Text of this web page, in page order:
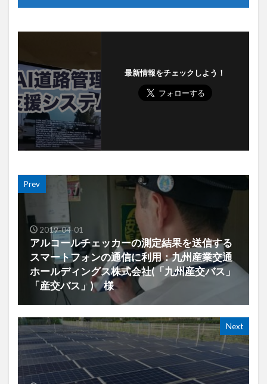
最新情報をチェックしよう！
Prev
2019-04-01
アルコールチェッカーの測定結果を送信する
スマートフォンの通信に利用：九州産業交通
ホールディングス株式会社(「九州産交バス」
「産交バス」) 様
Next